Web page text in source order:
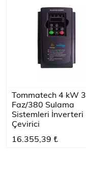
Tommatech 4 kW 3
Faz/380 Sulama
Sistemleri İnverteri
Çevirici
16.355,39 ₺